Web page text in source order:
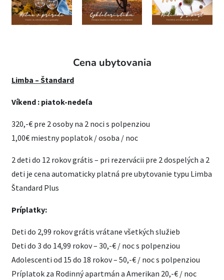
Cena ubytovania
Limba – Štandard
Víkend : piatok-nedeľa
320,-€ pre 2 osoby na 2 noci s polpenziou
1,00€ miestny poplatok / osoba / noc
2 deti do 12 rokov grátis – pri rezervácii pre 2 dospelých a 2
deti je cena automaticky platná pre ubytovanie typu Limba
Štandard Plus
Príplatky:
Deti do 2,99 rokov grátis vrátane všetkých služieb
Deti do 3 do 14,99 rokov – 30,-€ / noc s polpenziou
Adolescenti od 15 do 18 rokov – 50,-€ / noc s polpenziou
Príplatok za Rodinný apartmán a Amerikan 20,-€ / noc